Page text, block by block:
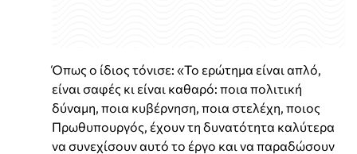
Όπως ο ίδιος τόνισε: «Το ερώτημα είναι απλό,
είναι σαφές κι είναι καθαρό: ποια πολιτική
δύναμη, ποια κυβέρνηση, ποια στελέχη, ποιος
Πρωθυπουργός, έχουν τη δυνατότητα καλύτερα
να συνεχίσουν αυτό το έργο και να παραδώσουν